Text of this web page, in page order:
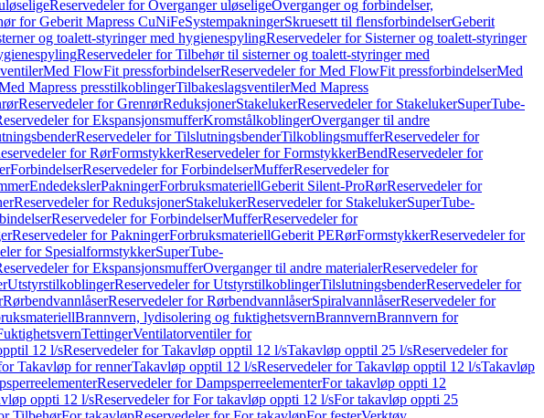
Reservedeler for Overganger uløseligeOverganger og forbindelser,
for Geberit Mapress CuNiFeSystempakningerSkruesett til flensforbindelserGeberit
og toalett-styringer med hygienespylingReservedeler for Sisterner og toalett-styringer
Reservedeler for Tilbehør til sisterner og toalett-styringer med
Med FlowFit pressforbindelserReservedeler for Med FlowFit pressforbindelserMed
Mapress presstilkoblingerTilbakeslagsventilerMed Mapress
Reservedeler for GrenrørReduksjonerStakelukerReservedeler for StakelukerSuperTube-
for EkspansjonsmufferKromstålkoblingerOverganger til andre
Reservedeler for TilslutningsbenderTilkoblingsmufferReservedeler for
for RørFormstykkerReservedeler for FormstykkerBendReservedeler for
ForbindelserReservedeler for ForbindelserMufferReservedeler for
EndedekslerPakningerForbruksmateriellGeberit Silent-ProRørReservedeler for
Reservedeler for ReduksjonerStakelukerReservedeler for StakelukerSuperTube-
Reservedeler for ForbindelserMufferReservedeler for
Reservedeler for PakningerForbruksmateriellGeberit PERørFormstykkerReservedeler for
for SpesialformstykkerSuperTube-
for EkspansjonsmufferOverganger til andre materialerReservedeler for
UtstyrstilkoblingerReservedeler for UtstyrstilkoblingerTilslutningsbenderReservedeler for
RørbendvannlåserReservedeler for RørbendvannlåserSpiralvannlåserReservedeler for
Brannvern, lydisolering og fuktighetsvernBrannvernBrannvern for
TettingerVentilatorventiler for
12 l/sReservedeler for Takavløp opptil 12 l/sTakavløp opptil 25 l/sReservedeler for
Takavløp for rennerTakavløp opptil 12 l/sReservedeler for Takavløp opptil 12 l/sTakavløp
Reservedeler for DampsperreelementerFor takavløp oppti 12
oppti 12 l/sReservedeler for For takavløp oppti 12 l/sFor takavløp oppti 25